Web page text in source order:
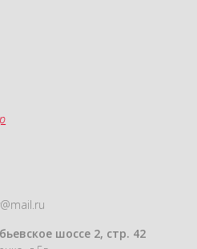
шоссе 2, стр. 42